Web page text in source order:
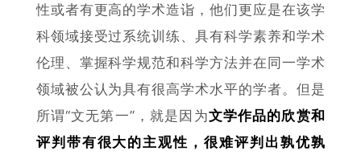
性或者有更高的学术造诣，他们更应是在该学
科领域接受过系统训练、具有科学素养和学术
伦理、掌握科学规范和科学方法并在同一学术
领域被公认为具有很高学术水平的学者。但是
所谓“文无第一”，就是因为文学作品的欣赏和
评判带有很大的主观性，很难评判出孰优孰